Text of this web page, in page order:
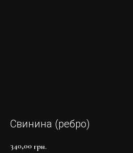
Свинина (ребро)
340,00 грн.